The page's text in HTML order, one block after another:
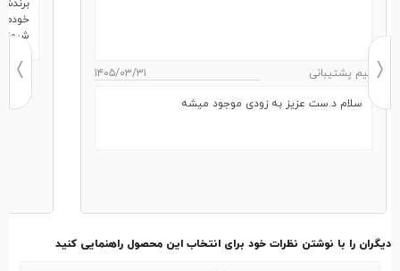
تیم پشتیبانی ۱۴۰۵/۰۳/۳۱
سلام د.ست عزیز به زودی موجود میشه
خودم
شروع
دیگران را با نوشتن نظرات خود برای انتخاب این محصول راهنمایی کنید